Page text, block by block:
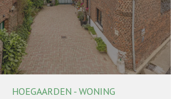
303 m² 5 2
HOEGAARDEN - WONING